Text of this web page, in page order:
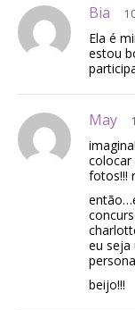
Bia
Ela é
estou
May
colocar
fotos!!!
eu seja
beijo!!!